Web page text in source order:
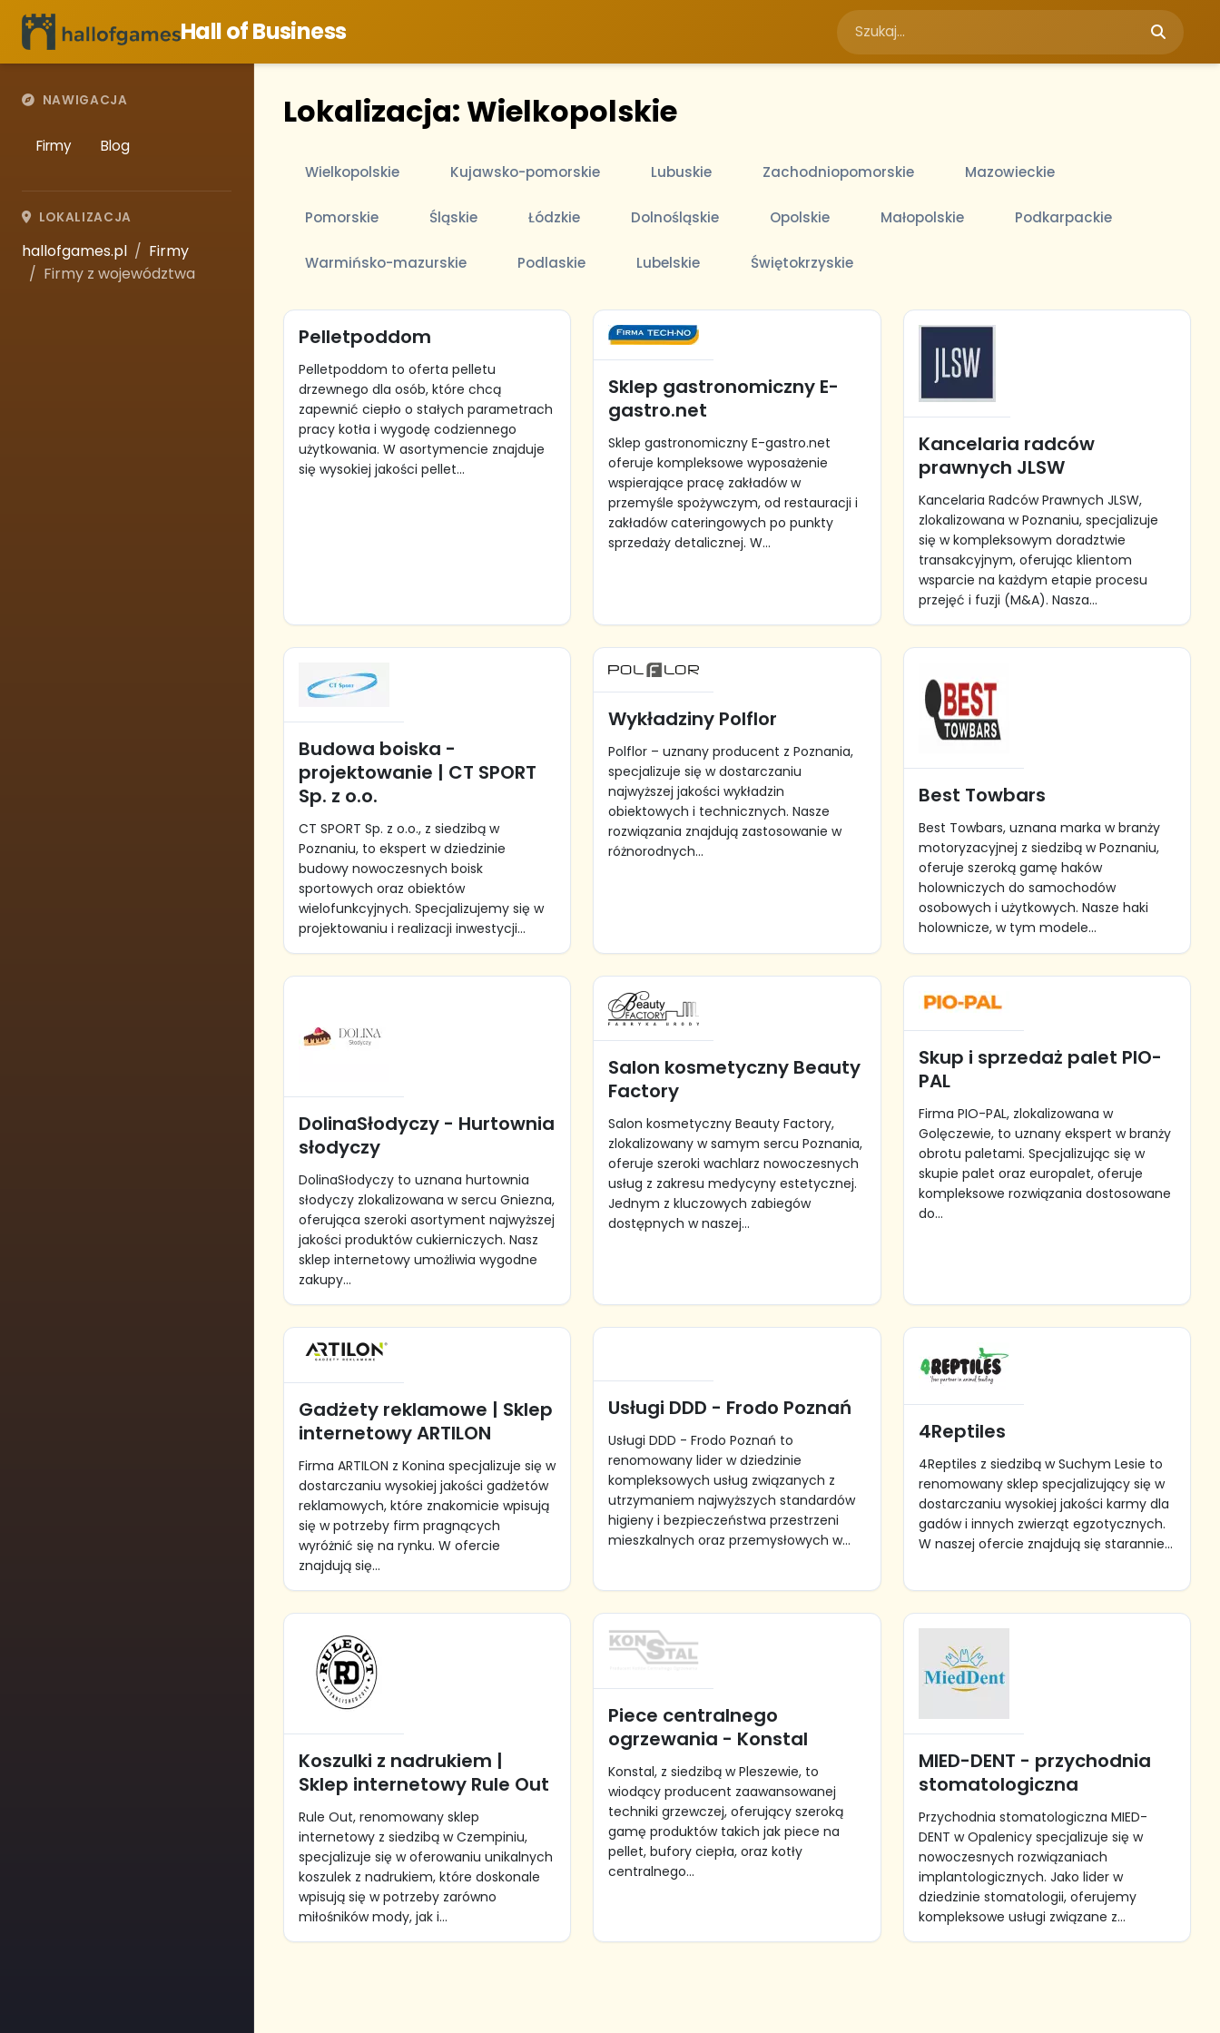
Hall of Business
NAWIGACJA
Firmy Blog
LOKALIZACJA
hallofgames.pl
Firmy
Firmy z województwa
Lokalizacja: Wielkopolskie
Wielkopolskie Kujawsko-pomorskie Lubuskie Zachodniopomorskie Mazowieckie
Pomorskie Śląskie Łódzkie Dolnośląskie Opolskie Małopolskie Podkarpackie
Warmińsko-mazurskie Podlaskie Lubelskie Świętokrzyskie
Pelletpoddom
Pelletpoddom to oferta pelletu
drzewnego dla osób, które chcą
zapewnić ciepło o stałych parametrach
pracy kotła i wygodę codziennego
użytkowania. W asortymencie znajduje
się wysokiej jakości pellet...
Sklep gastronomiczny E-
gastro.net
Sklep gastronomiczny E-gastro.net
oferuje kompleksowe wyposażenie
wspierające pracę zakładów w
przemyśle spożywczym, od restauracji i
zakładów cateringowych po punkty
sprzedaży detalicznej. W...
Kancelaria radców
prawnych JLSW
Kancelaria Radców Prawnych JLSW,
zlokalizowana w Poznaniu, specjalizuje
się w kompleksowym doradztwie
transakcyjnym, oferując klientom
wsparcie na każdym etapie procesu
przejęć i fuzji (M&A). Nasza...
Budowa boiska -
projektowanie | CT SPORT
Sp. z o.o.
CT SPORT Sp. z o.o., z siedzibą w
Poznaniu, to ekspert w dziedzinie
budowy nowoczesnych boisk
sportowych oraz obiektów
wielofunkcyjnych. Specjalizujemy się w
projektowaniu i realizacji inwestycji...
Wykładziny Polflor
Polflor – uznany producent z Poznania,
specjalizuje się w dostarczaniu
najwyższej jakości wykładzin
obiektowych i technicznych. Nasze
rozwiązania znajdują zastosowanie w
różnorodnych...
Best Towbars
Best Towbars, uznana marka w branży
motoryzacyjnej z siedzibą w Poznaniu,
oferuje szeroką gamę haków
holowniczych do samochodów
osobowych i użytkowych. Nasze haki
holownicze, w tym modele...
DolinaSłodyczy - Hurtownia
słodyczy
DolinaSłodyczy to uznana hurtownia
słodyczy zlokalizowana w sercu Gniezna,
oferująca szeroki asortyment najwyższej
jakości produktów cukierniczych. Nasz
sklep internetowy umożliwia wygodne
zakupy...
Salon kosmetyczny Beauty
Factory
Salon kosmetyczny Beauty Factory,
zlokalizowany w samym sercu Poznania,
oferuje szeroki wachlarz nowoczesnych
usług z zakresu medycyny estetycznej.
Jednym z kluczowych zabiegów
dostępnych w naszej...
Skup i sprzedaż palet PIO-
PAL
Firma PIO-PAL, zlokalizowana w
Golęczewie, to uznany ekspert w branży
obrotu paletami. Specjalizując się w
skupie palet oraz europalet, oferuje
kompleksowe rozwiązania dostosowane
do...
Gadżety reklamowe | Sklep
internetowy ARTILON
Firma ARTILON z Konina specjalizuje się w
dostarczaniu wysokiej jakości gadżetów
reklamowych, które znakomicie wpisują
się w potrzeby firm pragnących
wyróżnić się na rynku. W ofercie
znajdują się...
Usługi DDD - Frodo Poznań
Usługi DDD - Frodo Poznań to
renomowany lider w dziedzinie
kompleksowych usług związanych z
utrzymaniem najwyższych standardów
higieny i bezpieczeństwa przestrzeni
mieszkalnych oraz przemysłowych w...
4Reptiles
4Reptiles z siedzibą w Suchym Lesie to
renomowany sklep specjalizujący się w
dostarczaniu wysokiej jakości karmy dla
gadów i innych zwierząt egzotycznych.
W naszej ofercie znajdują się starannie...
Koszulki z nadrukiem |
Sklep internetowy Rule Out
Rule Out, renomowany sklep
internetowy z siedzibą w Czempiniu,
specjalizuje się w oferowaniu unikalnych
koszulek z nadrukiem, które doskonale
wpisują się w potrzeby zarówno
miłośników mody, jak i...
Piece centralnego
ogrzewania - Konstal
Konstal, z siedzibą w Pleszewie, to
wiodący producent zaawansowanej
techniki grzewczej, oferujący szeroką
gamę produktów takich jak piece na
pellet, bufory ciepła, oraz kotły
centralnego...
MIED-DENT - przychodnia
stomatologiczna
Przychodnia stomatologiczna MIED-
DENT w Opalenicy specjalizuje się w
nowoczesnych rozwiązaniach
implantologicznych. Jako lider w
dziedzinie stomatologii, oferujemy
kompleksowe usługi związane z...